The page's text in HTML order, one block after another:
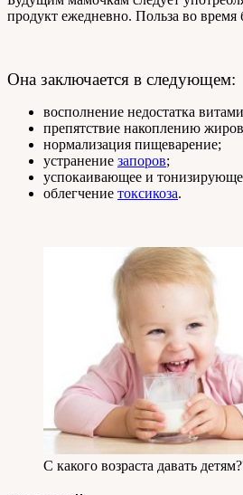
продукт ежедневно. Польза во время
Она заключается в следующем:
восполнение недостатка
препятствие накоплению
нормализация пищеварение;
устранение запоров;
успокаивающее и
облегчение токсикоза.
С какого возраста давать